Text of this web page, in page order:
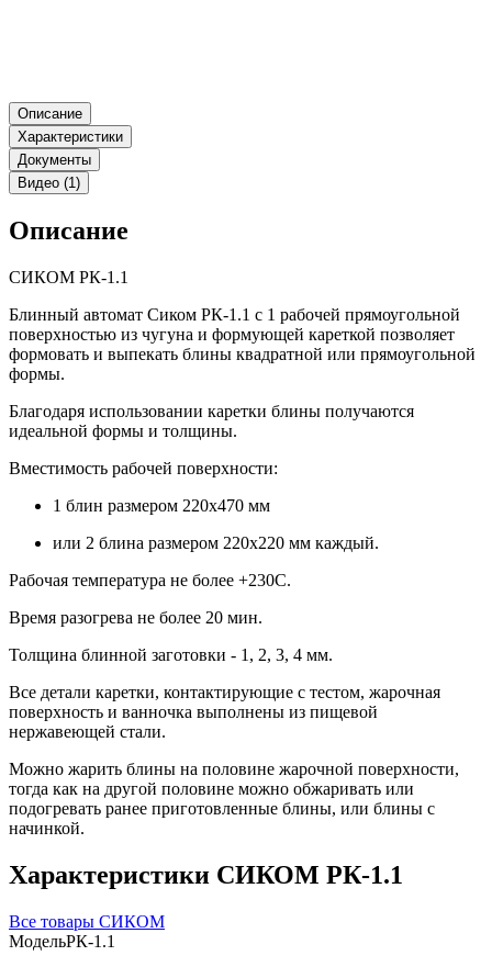
Описание
Характеристики
Документы
Видео (1)
Описание
СИКОМ РК-1.1
Блинный автомат Сиком РК-1.1 с 1 рабочей прямоугольной
поверхностью из чугуна и формующей кареткой позволяет
формовать и выпекать блины квадратной или прямоугольной
формы.
Благодаря использовании каретки блины получаются
идеальной формы и толщины.
Вместимость рабочей поверхности:
1 блин размером 220х470 мм
или 2 блина размером 220х220 мм каждый.
Рабочая температура не более +230С.
Время разогрева не более 20 мин.
Толщина блинной заготовки - 1, 2, 3, 4 мм.
Все детали каретки, контактирующие с тестом, жарочная
поверхность и ванночка выполнены из пищевой
нержавеющей стали.
Можно жарить блины на половине жарочной поверхности,
тогда как на другой половине можно обжаривать или
подогревать ранее приготовленные блины, или блины с
начинкой.
Характеристики СИКОМ РК-1.1
Все товары СИКОМ
МодельРК-1.1